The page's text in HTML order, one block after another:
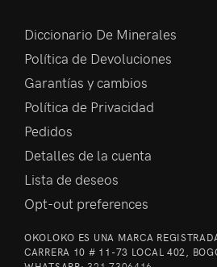
Diccionario De Minerales
Política de Devoluciones
Garantías y cambios
Política de Privacidad
Pedidos
Detalles de la cuenta
Lista de deseos
Opt-out preferences
OKOLOKO ES UNA MARCA
CARRERA 10 # 11-73 LOCAL 402,